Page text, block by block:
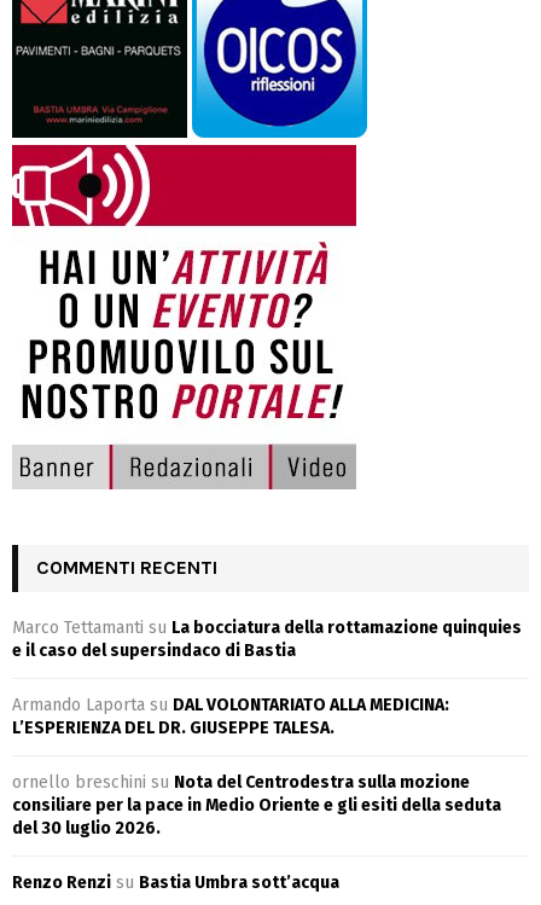
COMMENTI RECENTI
Marco Tettamanti su La bocciatura della rottamazione quinquies
e il caso del supersindaco di Bastia
Armando Laporta su DAL VOLONTARIATO ALLA MEDICINA:
L’ESPERIENZA DEL DR. GIUSEPPE TALESA.
ornello breschini su Nota del Centrodestra sulla mozione
consiliare per la pace in Medio Oriente e gli esiti della seduta
del 30 luglio 2026.
Renzo Renzi su Bastia Umbra sott’acqua